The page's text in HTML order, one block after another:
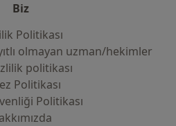
Biz
Politikası
olmayan uzman/hekimler
politikası
Politikası
Politikası